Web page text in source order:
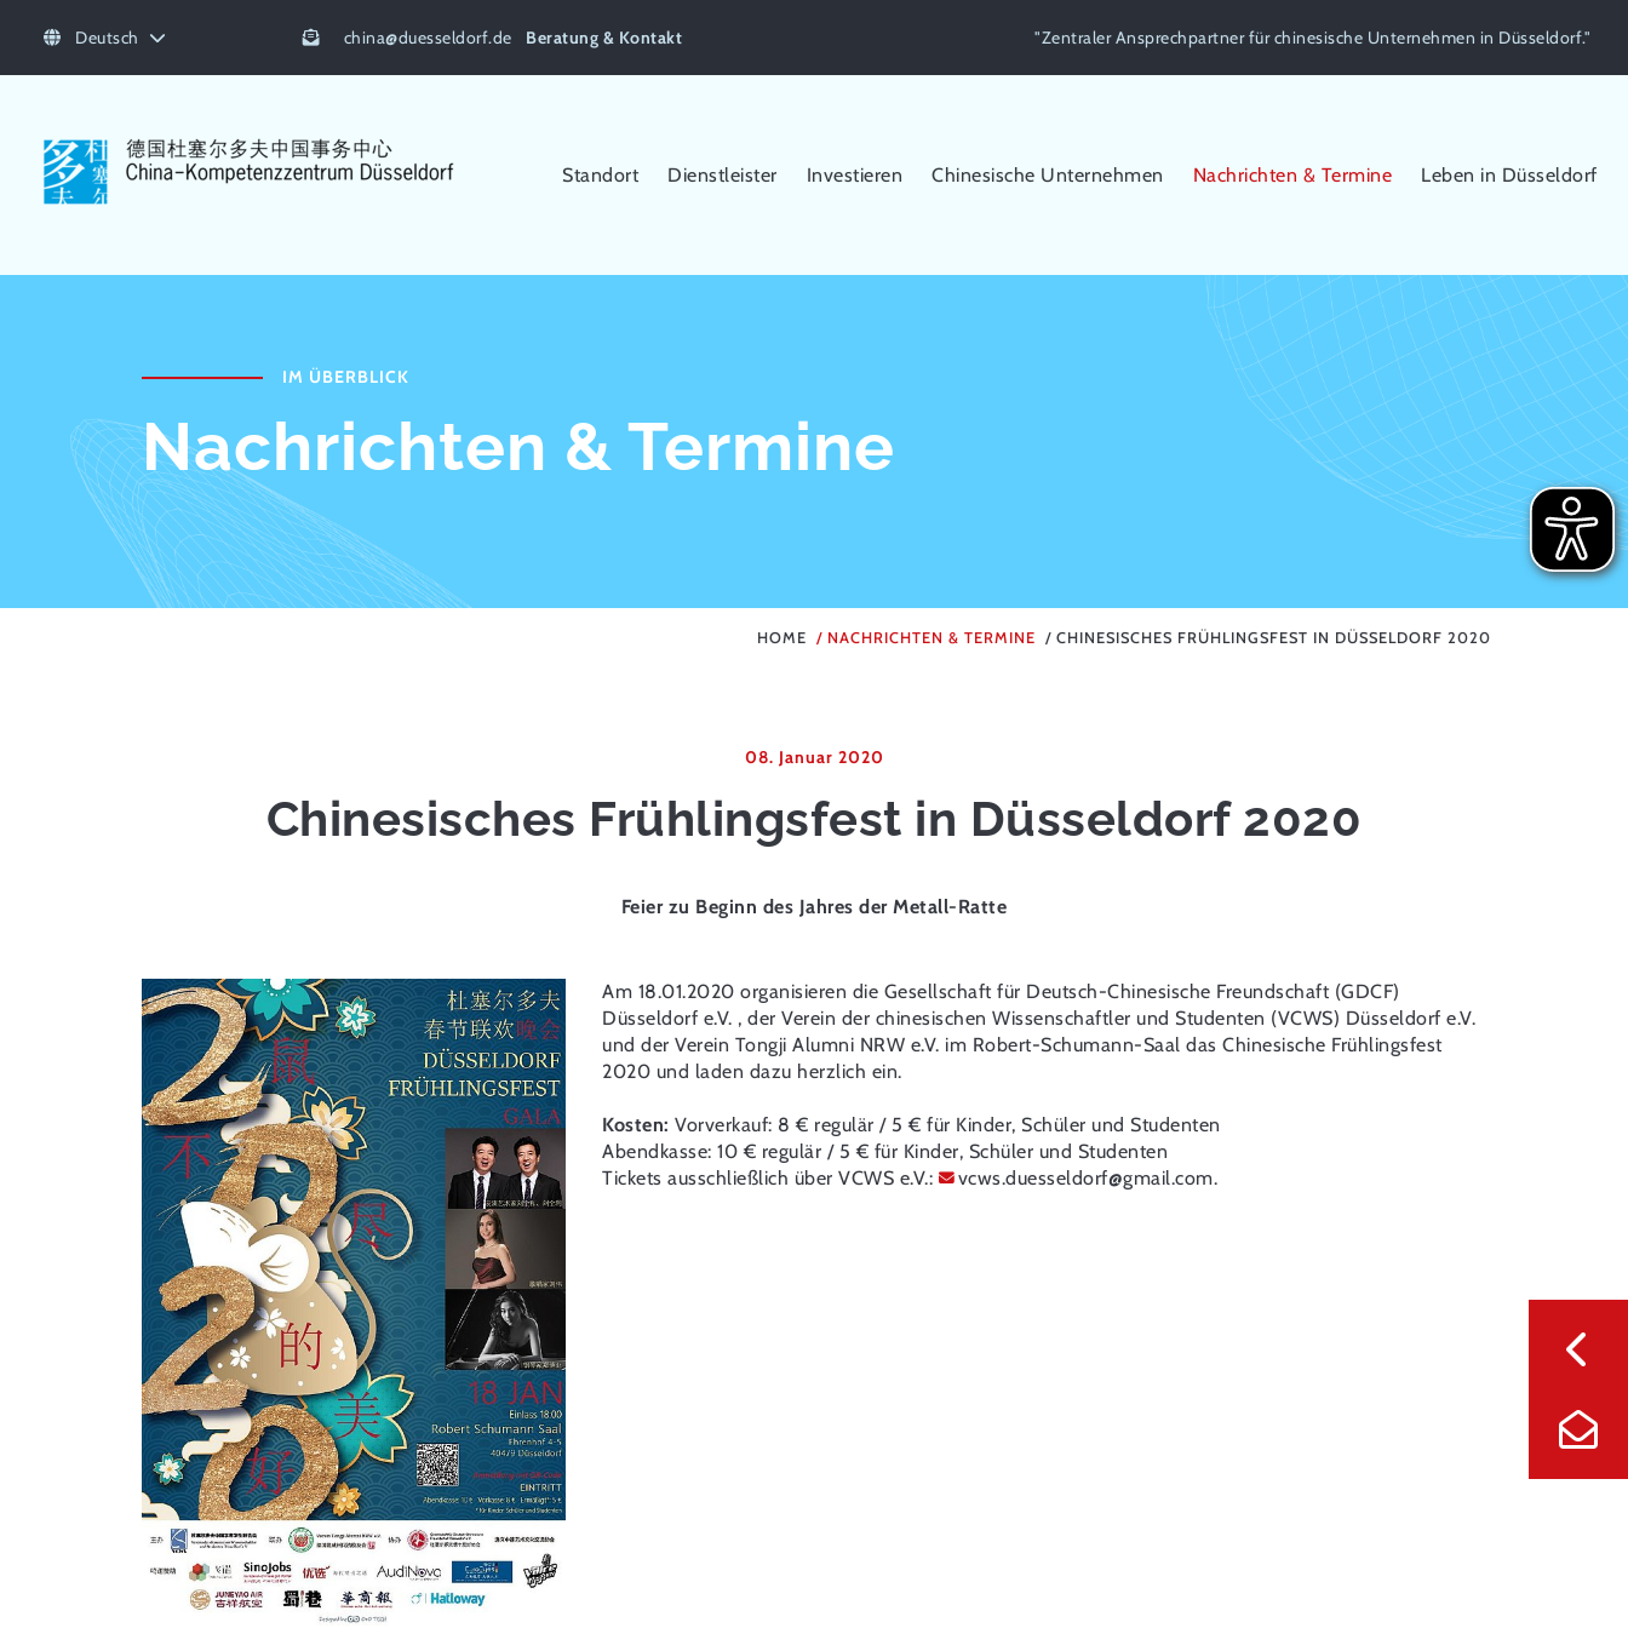
Deutsch china@duesseldorf.de Beratung & Kontakt "Zentraler Ansprechpartner für chinesische Unternehmen in Düsseldorf."
Standort Dienstleister Investieren Chinesische Unternehmen Nachrichten & Termine Leben in Düsseldorf
IM ÜBERBLICK
Nachrichten & Termine
HOME NACHRICHTEN & TERMINE CHINESISCHES FRÜHLINGSFEST IN DÜSSELDORF 2020
08. Januar 2020
Chinesisches Frühlingsfest in Düsseldorf 2020
Feier zu Beginn des Jahres der Metall-Ratte
Am 18.01.2020 organisieren die Gesellschaft für Deutsch-Chinesische Freundschaft (GDCF)
Düsseldorf e.V. , der Verein der chinesischen Wissenschaftler und Studenten (VCWS) Düsseldorf e.V.
und der Verein Tongji Alumni NRW e.V. im Robert-Schumann-Saal das Chinesische Frühlingsfest
2020 und laden dazu herzlich ein.
Kosten: Vorverkauf: 8 € regulär / 5 € für Kinder, Schüler und Studenten
Abendkasse: 10 € regulär / 5 € für Kinder, Schüler und Studenten
Tickets ausschließlich über VCWS e.V.:
vcws.duesseldorf@gmail.com.